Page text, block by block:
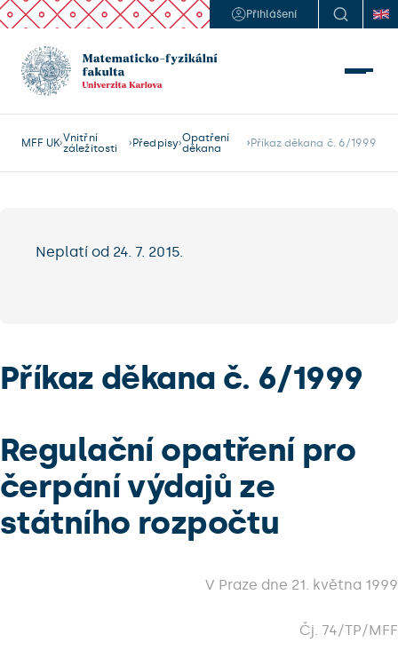
Přihlášení
MFF UK Vnitřní
záležitosti
Předpisy Opatření
děkana
Příkaz děkana č. 6/1999
Neplatí od 24. 7. 2015.
Příkaz děkana č. 6/1999
Regulační opatření pro
čerpání výdajů ze
státního rozpočtu
V Praze dne 21. května 1999
Čj. 74/TP/MFF